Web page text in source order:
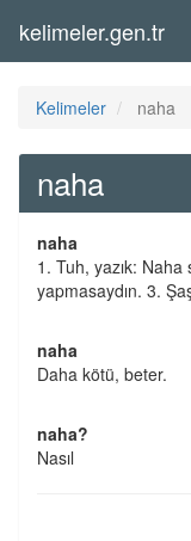
kelimeler.gen.tr
Kelimeler naha
naha
naha
1. Tuh, yazık:
yapmasaydın. 3.
naha
Daha kötü, beter.
naha?
Nasıl